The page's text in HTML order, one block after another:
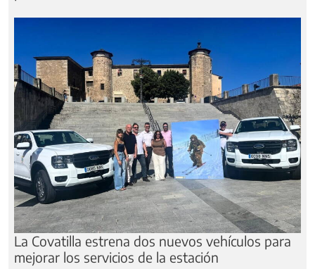
La Covatilla estrena dos nuevos vehículos para
mejorar los servicios de la estación